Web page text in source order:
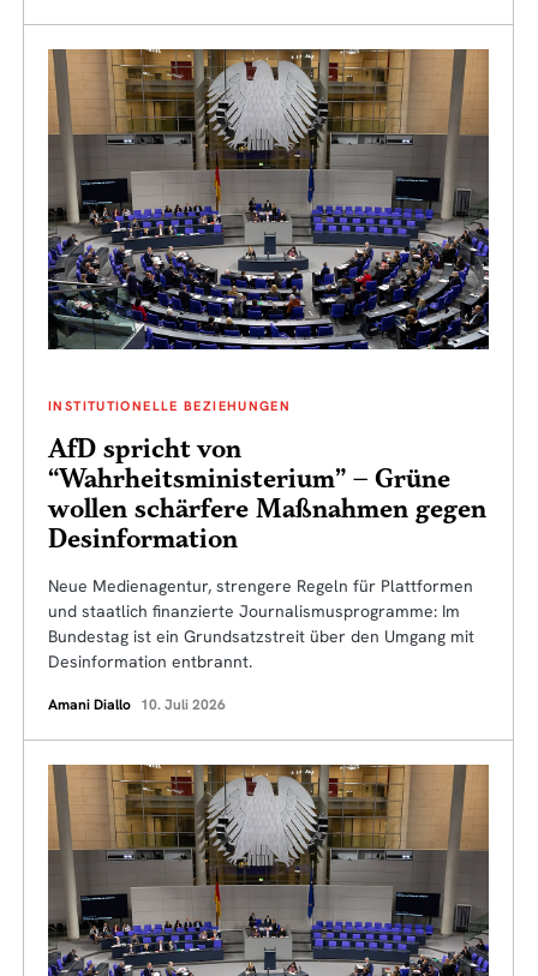
INSTITUTIONELLE BEZIEHUNGEN
AfD spricht von
“Wahrheitsministerium” – Grüne
wollen schärfere Maßnahmen gegen
Desinformation
Neue Medienagentur, strengere Regeln für Plattformen
und staatlich finanzierte Journalismusprogramme: Im
Bundestag ist ein Grundsatzstreit über den Umgang mit
Desinformation entbrannt.
Amani Diallo 10. Juli 2026